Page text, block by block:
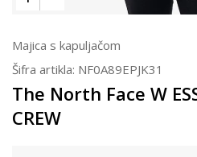
Majica s kapuljačom
Šifra artikla: NF0A89EPJK31
The North Face W
CREW